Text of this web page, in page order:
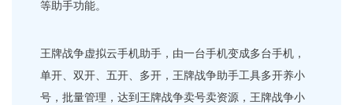
等助手功能。
王牌战争虚拟云手机助手，由一台手机变成多台手机，
单开、双开、五开、多开，王牌战争助手工具多开养小
号，批量管理，达到王牌战争卖号卖资源，王牌战争小